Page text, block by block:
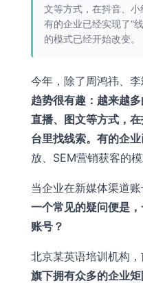
文等方式，在抖音、
有的企业已经实现了“
的模式已经开始改变。
今年，除了周鸿祎、
趋势很有趣：越来越
直播、图文等方式，
台里找线索。有的企业
放、SEM营销获客的
当企业在新媒体渠道
一个常见的疑问便是
账号？
北京某英语培训机构，
旗下拥有众多的企业